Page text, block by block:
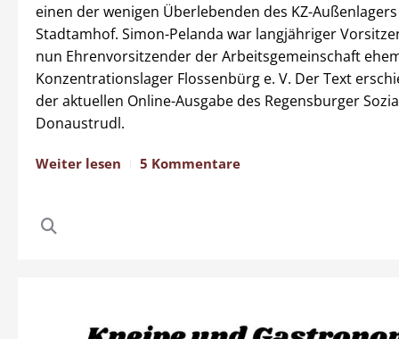
einen der wenigen Überlebenden des KZ-
Stadtamhof. Simon-Pelanda war langjähriger
nun Ehrenvorsitzender der Arbeitsgemeinschaft
Konzentrationslager Flossenbürg e. V. Der Text
der aktuellen Online-Ausgabe des Regensburger
Donaustrudl.
Weiter lesen 5 Kommentare